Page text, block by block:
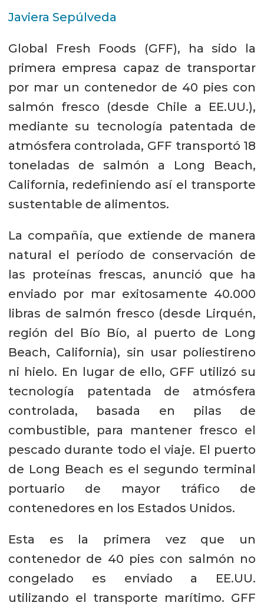
Javiera Sepúlveda
Global Fresh Foods (GFF), ha sido la
primera empresa capaz de transportar
por mar un contenedor de 40 pies con
salmón fresco (desde Chile a EE.UU.),
mediante su tecnología patentada de
atmósfera controlada, GFF transportó 18
toneladas de salmón a Long Beach,
California, redefiniendo así el transporte
sustentable de alimentos.
La compañía, que extiende de manera
natural el período de conservación de
las proteínas frescas, anunció que ha
enviado por mar exitosamente 40.000
libras de salmón fresco (desde Lirquén,
región del Bío Bío, al puerto de Long
Beach, California), sin usar poliestireno
ni hielo. En lugar de ello, GFF utilizó su
tecnología patentada de atmósfera
controlada, basada en pilas de
combustible, para mantener fresco el
pescado durante todo el viaje. El puerto
de Long Beach es el segundo terminal
portuario de mayor tráfico de
contenedores en los Estados Unidos.
Esta es la primera vez que un
contenedor de 40 pies con salmón no
congelado es enviado a EE.UU.
utilizando el transporte marítimo. GFF